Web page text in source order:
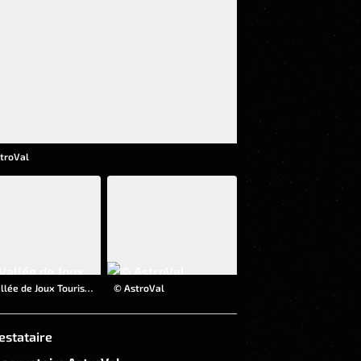
© Vallée de Joux Tourisme © AstroVal